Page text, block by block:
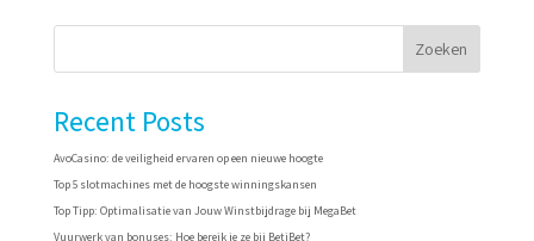
Zoeken
Recent Posts
AvoCasino: de veiligheid ervaren op een nieuwe hoogte
Top 5 slotmachines met de hoogste winningskansen
Top Tipp: Optimalisatie van Jouw Winstbijdrage bij MegaBet
Vuurwerk van bonuses: Hoe bereik je ze bij BetiBet?